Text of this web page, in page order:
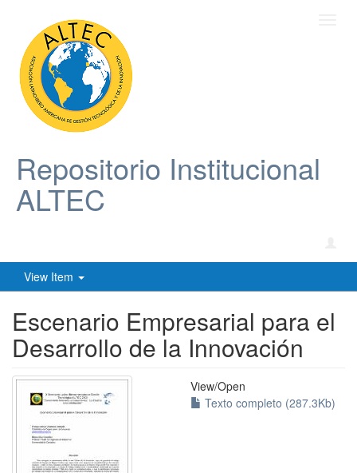
Repositorio Institucional
ALTEC
View Item
Escenario Empresarial para el
Desarrollo de la Innovación
View/Open
Texto completo (287.3Kb)